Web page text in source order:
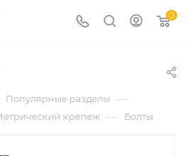
0
Популярные разделы —
крепеж — Болты